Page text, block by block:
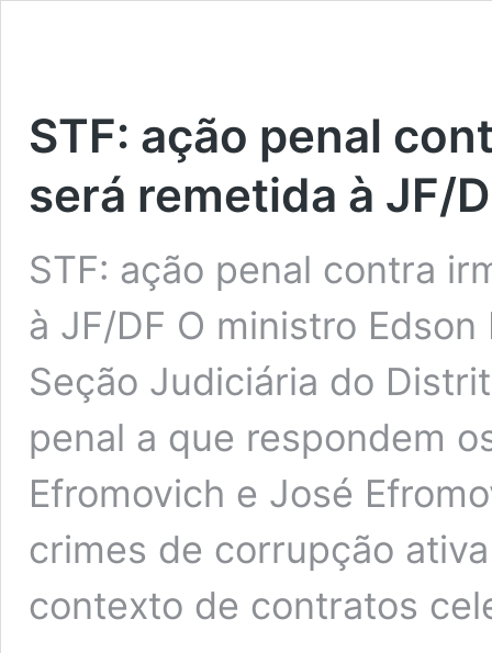
STF: ação penal
será remetida à JF/
STF: ação penal contra
à JF/DF O ministro
Seção Judiciária do
penal a que respondem
Efromovich e José
crimes de corrupção
contexto de contratos